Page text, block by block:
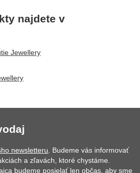
najdete v
Jewellery
newsletteru. Budeme vás informovať
a zľavách, ktoré chystáme.
budeme posielať len občas, aby sme